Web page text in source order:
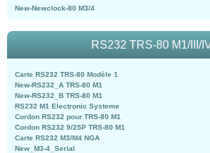
New-Newclock-80 M3/4
RS232 TRS-80 M1/III/
Carte RS232 TRS-80 Modèle 1
New-RS232_A TRS-80 M1
New-RS232_B TRS-80 M1
RS232 M1 Electronic Systeme
Cordon RS232 pour TRS-80 M1
Cordon RS232 9/25P TRS-80 M1
Carte RS232 M3/M4 NGA
New_M3-4_Serial